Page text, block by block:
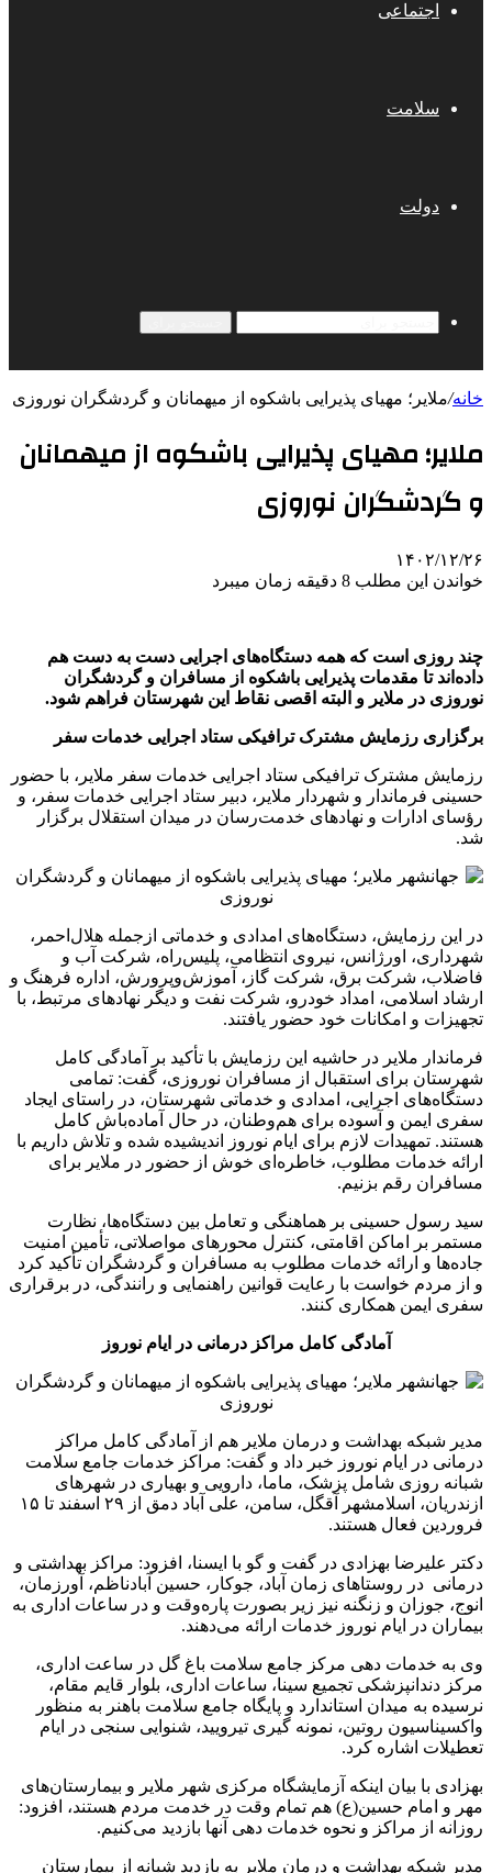
اجتماعی
سلامت
دولت
خانه/‌ملایر؛ مهیای پذیرایی باشکوه از میهمانان و گردشگران نوروزی
‌ملایر؛ مهیای پذیرایی باشکوه از میهمانان
و گردشگران نوروزی
۱۴۰۲/۱۲/۲۶
خواندن این مطلب 8 دقیقه زمان میبرد
چند روزی است که همه دستگاه‌های اجرایی دست به دست هم
داده‌اند تا مقدمات پذیرایی باشکوه از مسافران و گردشگران
نوروزی در ملایر و البته اقصی نقاط این شهرستان فراهم شود.
برگزاری رزمایش مشترک ترافیکی ستاد اجرایی خدمات سفر
رزمایش مشترک ترافیکی ستاد اجرایی خدمات سفر ملایر، با حضور
حسینی فرماندار و شهردار ملایر، دبیر ستاد اجرایی خدمات سفر، و
رؤسای ادارات و نهادهای خدمت‌رسان در میدان استقلال برگزار
شد.
در این رزمایش، دستگاه‌های امدادی و خدماتی ازجمله هلال‌احمر،
شهرداری، اورژانس، نیروی انتظامی، پلیس‌راه، شرکت آب و
فاضلاب، شرکت برق، شرکت گاز، آموزش‌وپرورش، اداره فرهنگ و
ارشاد اسلامی، امداد خودرو، شرکت نفت و دیگر نهادهای مرتبط، با
تجهیزات و امکانات خود حضور یافتند.
فرماندار ملایر در حاشیه این رزمایش با تأکید بر آمادگی کامل
شهرستان برای استقبال از مسافران نوروزی، گفت: تمامی
دستگاه‌های اجرایی، امدادی و خدماتی شهرستان، در راستای ایجاد
سفری ایمن و آسوده برای هم‌وطنان، در حال آماده‌باش کامل
هستند. تمهیدات لازم برای ایام نوروز اندیشیده شده و تلاش داریم با
ارائه خدمات مطلوب، خاطره‌ای خوش از حضور در ملایر برای
مسافران رقم بزنیم.
سید رسول حسینی بر هماهنگی و تعامل بین دستگاه‌ها، نظارت
مستمر بر اماکن اقامتی، کنترل محورهای مواصلاتی، تأمین امنیت
جاده‌ها و ارائه خدمات مطلوب به مسافران و گردشگران تأکید کرد
و از مردم خواست با رعایت قوانین راهنمایی و رانندگی، در برقراری
سفری ایمن همکاری کنند.
آمادگی کامل مراکز درمانی در ایام نوروز
مدیر شبکه بهداشت و درمان ملایر هم از آمادگی کامل مراکز
درمانی در ایام نوروز خبر داد و گفت: مراکز خدمات جامع سلامت
شبانه روزی شامل پزشک، ماما، دارویی و بهیاری در شهرهای
ازندریان، اسلامشهر آقگل، سامن، علی آباد دمق از ۲۹ اسفند تا ۱۵
فروردین فعال هستند.
دکتر علیرضا بهزادی در گفت و گو با ایسنا، افزود: مراکز بهداشتی و
درمانی در روستاهای زمان آباد، جوکار، حسین آبادناظم، آورزمان،
انوج، جوزان و زنگنه نیز زیر بصورت پاره‌وقت و در ساعات اداری به
بیماران در ایام نوروز خدمات ارائه می‌دهند.
وی به خدمات دهی مرکز جامع سلامت باغ گل در ساعت اداری،
مرکز دندانپزشکی تجمیع سینا، ساعات اداری، بلوار قایم مقام،
نرسیده به میدان استاندارد و پایگاه جامع سلامت باهنر به منظور
واکسیناسیون روتین، نمونه گیری تیرویید، شنوایی سنجی در ایام
تعطیلات اشاره کرد.
بهزادی با بیان اینکه آزمایشگاه مرکزی شهر ملایر و بیمارستان‌های
مهر و امام حسین(ع) هم تمام وقت در خدمت مردم هستند، افزود:
روزانه از مراکز و نحوه خدمات دهی آنها بازدید می‌کنیم.
مدیر شبکه بهداشت و درمان ملایر به بازدید شبانه از بیمارستان